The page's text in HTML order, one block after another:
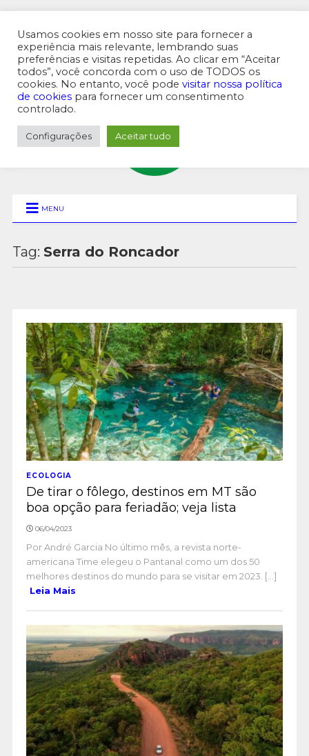
MENU SUPERIOR
MENU
Tag: Serra do Roncador
ECOLOGIA
De tirar o fôlego, destinos em MT são
boa opção para feriadão; veja lista
06/04/2023
Por André Garcia No último mês, a revista norte-
americana Time elegeu o Pantanal como um dos 50
melhores destinos do mundo para se visitar em 2023. [...]
Leia Mais
Usamos cookies em nosso site para fornecer a
experiência mais relevante, lembrando suas
preferências e visitas repetidas. Ao clicar em “Aceitar
todos”, você concorda com o uso de TODOS os
cookies. No entanto, você pode visitar nossa política
de cookies para fornecer um consentimento
controlado.
Configurações Aceitar tudo